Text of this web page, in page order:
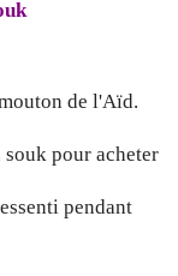
de l'Aïd.
pour acheter
pendant